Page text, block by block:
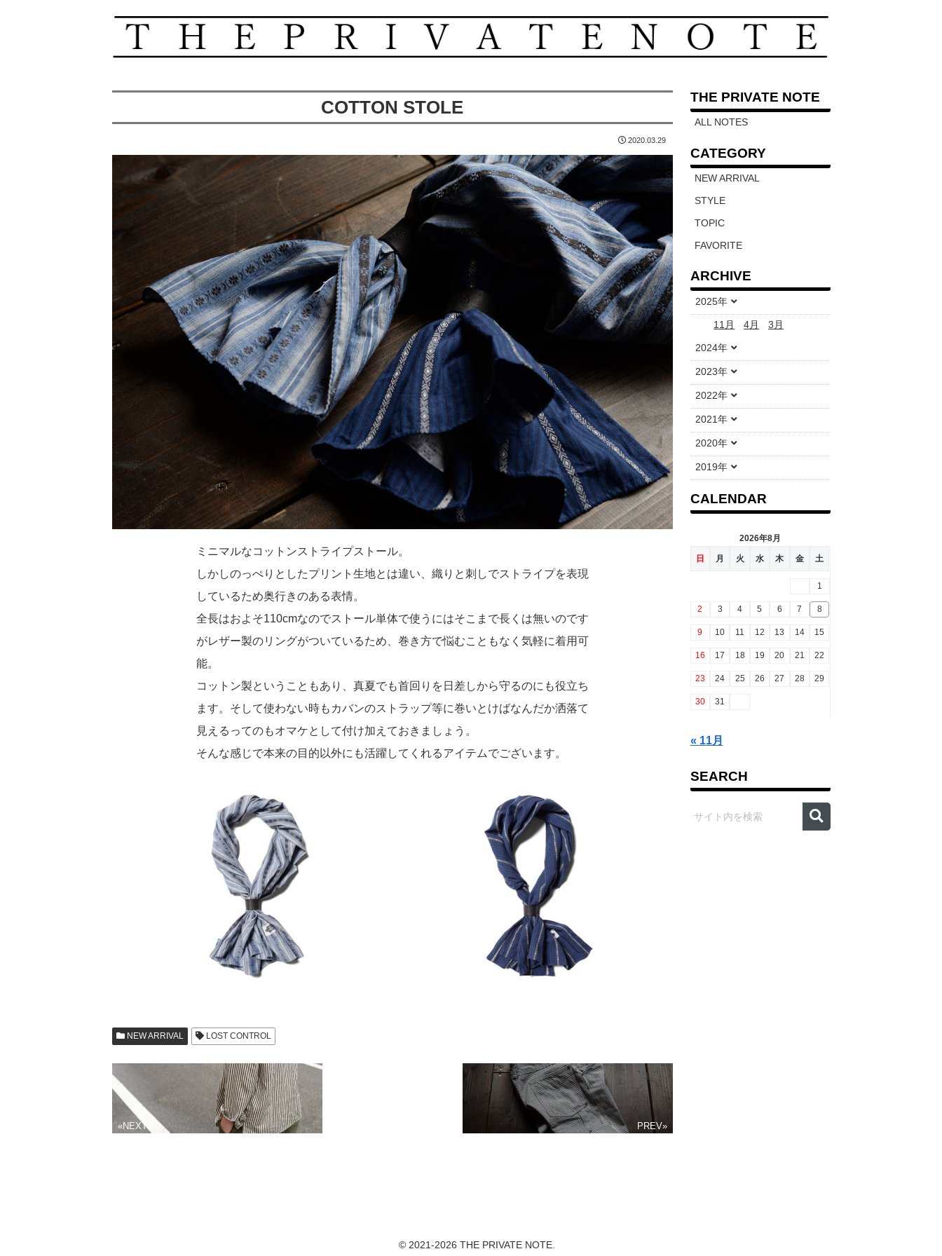
COTTON STOLE
2020.03.29
ミニマルなコットンストライプストール。
しかしのっぺりとしたプリント生地とは違い、織りと刺しでストライプを表現
しているため奥行きのある表情。
全長はおよそ110cmなのでストール単体で使うにはそこまで長くは無いのです
がレザー製のリングがついているため、巻き方で悩むこともなく気軽に着用可
能。
コットン製ということもあり、真夏でも首回りを日差しから守るのにも役立ち
ます。そして使わない時もカバンのストラップ等に巻いとけばなんだか洒落て
見えるってのもオマケとして付け加えておきましょう。
そんな感じで本来の目的以外にも活躍してくれるアイテムでございます。
NEW ARRIVAL LOST CONTROL
«NEXT PREV»
THE PRIVATE NOTE
ALL NOTES
CATEGORY
NEW ARRIVAL
STYLE
TOPIC
FAVORITE
ARCHIVE
2025年
11月 4月 3月
2024年
2023年
2022年
2021年
2020年
2019年
CALENDAR
2026年8月
日 月 火 水 木 金 土
1
2 3 4 5 6 7 8
9 10 11 12 13 14 15
16 17 18 19 20 21 22
23 24 25 26 27 28 29
30 31
« 11月
SEARCH
© 2021-2026 THE PRIVATE NOTE.